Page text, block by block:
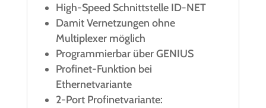
High-Speed Schnittstelle ID-NET
Damit Vernetzungen ohne
Multiplexer möglich
Programmierbar über GENIUS
Profinet-Funktion bei
Ethernetvariante
2-Port Profinetvariante: